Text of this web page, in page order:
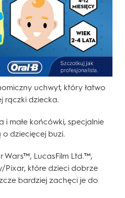
uchwyt, który łatwo
rączki dziecka.
i małe końcówki, specjalnie
dziecięcej buzi.
Wars™, LucasFilm Ltd.™,
Pixar, które dzieci dobrze
bardziej zachęci je do